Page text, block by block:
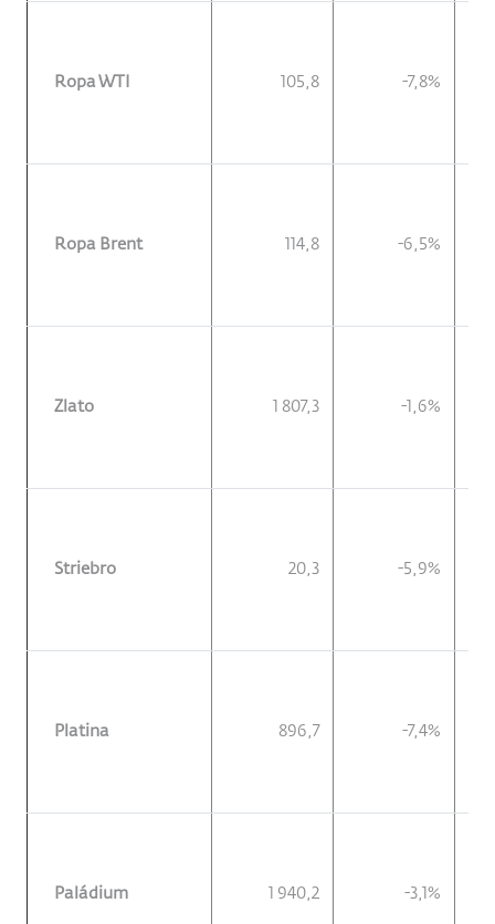
Ropa WTI 105,8 -7,8%
Ropa Brent 114,8 -6,5%
Zlato 1 807,3 -1,6%
Striebro 20,3 -5,9%
Platina 896,7 -7,4%
Paládium 1 940,2 -3,1%